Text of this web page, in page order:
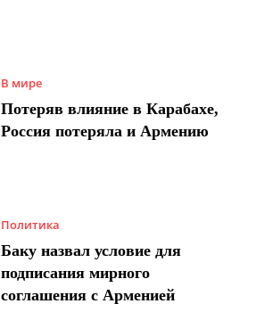
В мире
Потеряв влияние в Карабахе,
Россия потеряла и Армению
Политика
Баку назвал условие для
подписания мирного
соглашения с Арменией